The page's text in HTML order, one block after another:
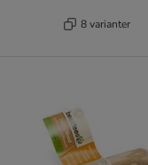
8 varianter